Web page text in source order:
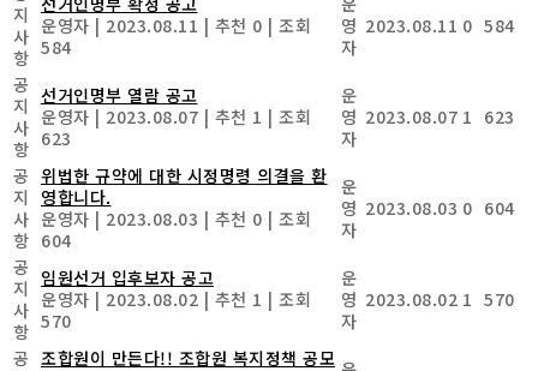
지
사
항
운영자 | 2023.08.11 | 추천 0 | 조회
584
영
자
2023.08.11 0 584
공
지
사
항
선거인명부 열람 공고
운영자 | 2023.08.07 | 추천 1 | 조회
623
운
영
자
2023.08.07 1 623
공
지
사
항
위법한 규약에 대한 시정명령 의결을 환
영합니다.
운영자 | 2023.08.03 | 추천 0 | 조회
604
운
영
자
2023.08.03 0 604
공
지
사
항
임원선거 입후보자 공고
운영자 | 2023.08.02 | 추천 1 | 조회
570
운
영
자
2023.08.02 1 570
공 조합원이 만든다!! 조합원 복지정책 공모